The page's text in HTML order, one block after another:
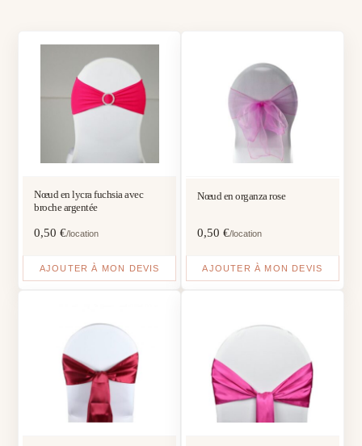
Nœud en lycra fuchsia avec
broche argentée
0,50€/location
AJOUTER À MON DEVIS
Nœud en organza rose
0,50 €/location
AJOUTER À MON DEVIS